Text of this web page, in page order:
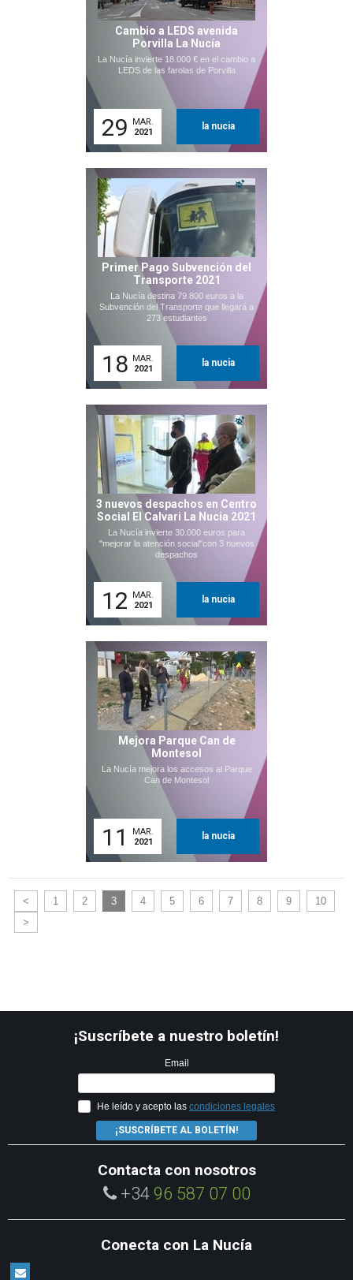
Cambio a LEDS avenida
Porvilla La Nucía
La Nucía invierte 18.000 € en el cambio a
LEDS de las farolas de Porvilla
29
MAR.
2021
la nucia
Primer Pago Subvención del
Transporte 2021
La Nucía destina 79.800 euros a la
Subvención del Transporte que llegará a
273 estudiantes
18 MAR.
2021
la nucia
3 nuevos despachos en Centro
Social El Calvari La Nucia 2021
La Nucía invierte 30.000 euros para
"mejorar la atención social"con 3 nuevos
despachos
12
MAR.
2021
la nucia
Mejora Parque Can de
Montesol
La Nucía mejora los accesos al Parque
Can de Montesol
11
MAR.
2021
la nucia
< 1 2 3 4 5 6 7 8 9
10
>
¡Suscríbete a nuestro boletín!
Email
He leído y acepto las condiciones legales
¡SUSCRÍBETE AL BOLETÍN!
Contacta con nosotros
+34 96 587 07 00
Conecta con La Nucía